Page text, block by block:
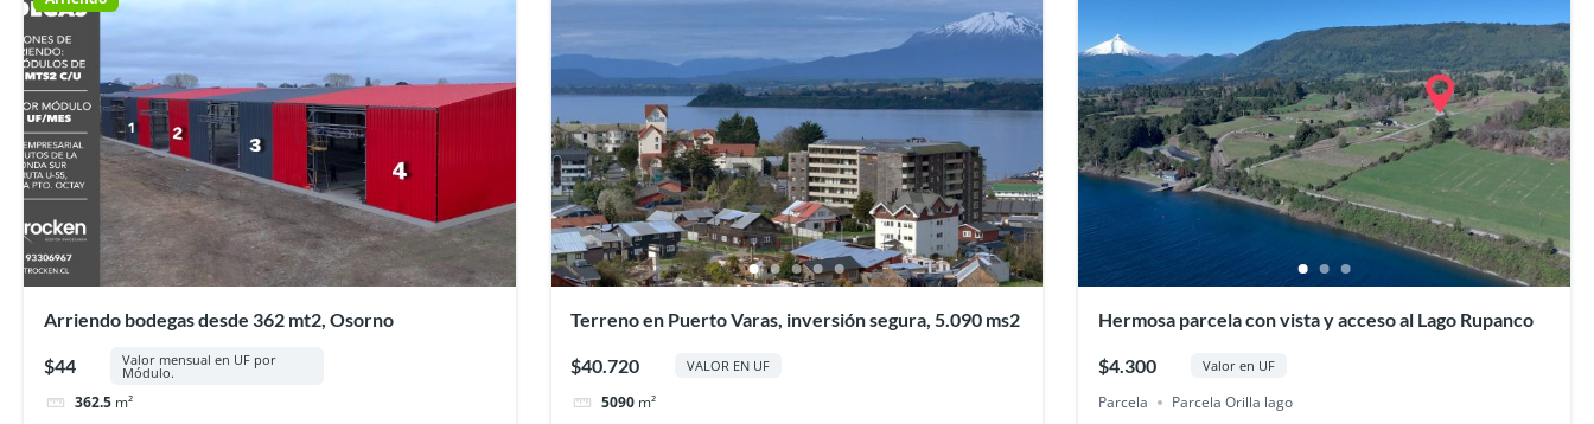
Arriendo bodegas desde 362 mt2, Osorno
$44 Valor mensual en UF por
Módulo.
362.5 m²
Terreno en Puerto Varas, inversión segura, 5.090 ms2
$40.720 VALOR EN UF
5090 m²
Hermosa parcela con vista y acceso al Lago Rupanco
$4.300 Valor en UF
Parcela Parcela Orilla lago